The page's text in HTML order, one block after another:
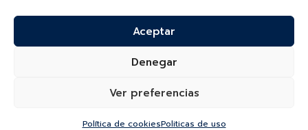
Aceptar
Denegar
Ver preferencias
Política de cookiesPoliticas de uso
BAUER & CO SAS. TODOS LOS DERECHOS
RESERVADOS.